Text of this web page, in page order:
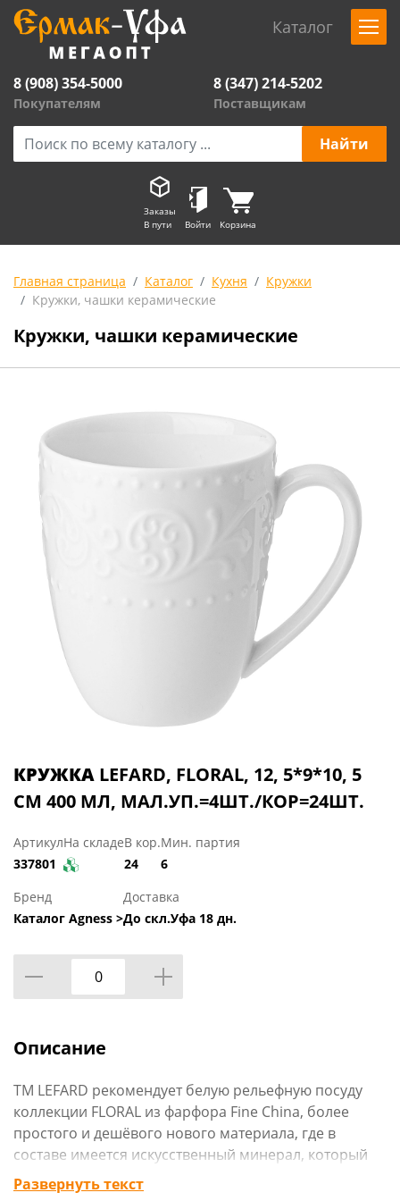
Каталог
8 (908) 354-5000
Покупателям
8 (347) 214-5202
Поставщикам
Заказы
В пути
Войти Корзина
Главная страница Каталог Кухня
Кружки
Кружки, чашки керамические
Кружки, чашки керамические
КРУЖКА LEFARD, FLORAL, 12, 5*9*10, 5
СМ 400 МЛ, МАЛ.УП.=4ШТ./КОР=24ШТ.
Артикул
337801
На складеВ кор.
24
Мин. партия
6
Бренд
Каталог Agness >
Доставка
До скл.Уфа 18 дн.
Описание
ТМ LEFARD рекомендует белую рельефную посуду
коллекции FLORAL из фарфора Fine China, более
простого и дешёвого нового материала, где в
составе имеется искусственный минерал, который
улучшает характеристики фарфора, делая его
Развернуть текст